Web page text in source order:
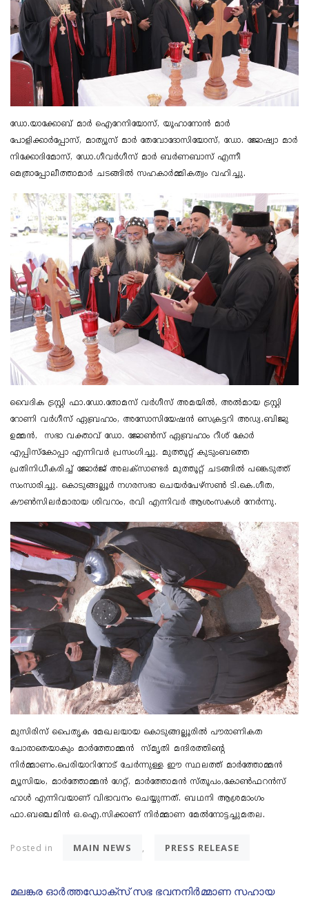
ഡോ.യാക്കോബ് മാർ ഐറേനിയോസ്, യൂഹാനോൻ മാർ
പോളിക്കാർപ്പോസ്, മാത്യൂസ് മാർ തേവോദോസിയോസ്, ഡോ. ജോഷ്വാ മാർ
നിക്കോദിമോസ്, ഡോ.ഗീവർഗീസ് മാർ ബർണബാസ് എന്നീ
മെത്രാപ്പോലീത്താമാർ ചടങ്ങിൽ സഹകാർമ്മികത്വം വഹിച്ചു.
വൈദിക ട്രസ്റ്റി ഫാ.ഡോ.തോമസ് വർഗീസ് അമയിൽ, അൽമായ ട്രസ്റ്റി
റോണി വർഗീസ് ഏബ്രഹാം, അസോസിയേഷൻ സെക്രട്ടറി അഡ്വ.ബിജു
ഉമ്മൻ, സഭാ വക്താവ് ഡോ. ജോൺസ് ഏബ്രഹാം റീശ് കോർ
എപ്പിസ്കോപ്പാ എന്നിവർ പ്രസംഗിച്ചു. മുത്തൂറ്റ് കുടുംബത്തെ
പ്രതിനിധീകരിച്ച് ജോർജ് അലക്സാണ്ടർ മുത്തൂറ്റ് ചടങ്ങിൽ പങ്കെടുത്ത്
സംസാരിച്ചു. കൊടുങ്ങല്ലൂർ നഗരസഭാ ചെയർപേഴ്സൺ ടി.കെ.ഗീത,
കൗൺസിലർമാരായ ശിവറാം, രവി എന്നിവർ ആശംസകൾ നേർന്നു.
മുസിരിസ് പൈതൃക മേഖലയായ കൊടുങ്ങല്ലൂരിൽ പൗരാണികത
ചോരാതെയാകും മാർത്തോമ്മൻ സ്മൃതി മന്ദിരത്തിന്റെ
നിർമ്മാണം.പെരിയാറിനോട് ചേർന്നുള്ള ഈ സ്ഥലത്ത് മാർത്തോമ്മൻ
മ്യൂസിയം, മാർത്തോമ്മൻ ഗേറ്റ്, മാർത്തോമൻ സ്തൂപം,കോൺഫറൻസ്
ഹാൾ എന്നിവയാണ് വിഭാവനം ചെയ്യുന്നത്. ബഥനി ആശ്രമാംഗം
ഫാ.ബഞ്ചമിൻ ഒ.ഐ.സിക്കാണ് നിർമ്മാണ മേൽനോട്ടച്ചുമതല.
Posted in MAIN NEWS , PRESS RELEASE
മലങ്കര ഓർത്തഡോക്സ് സഭ ഭവനനിർമ്മാണ സഹായ